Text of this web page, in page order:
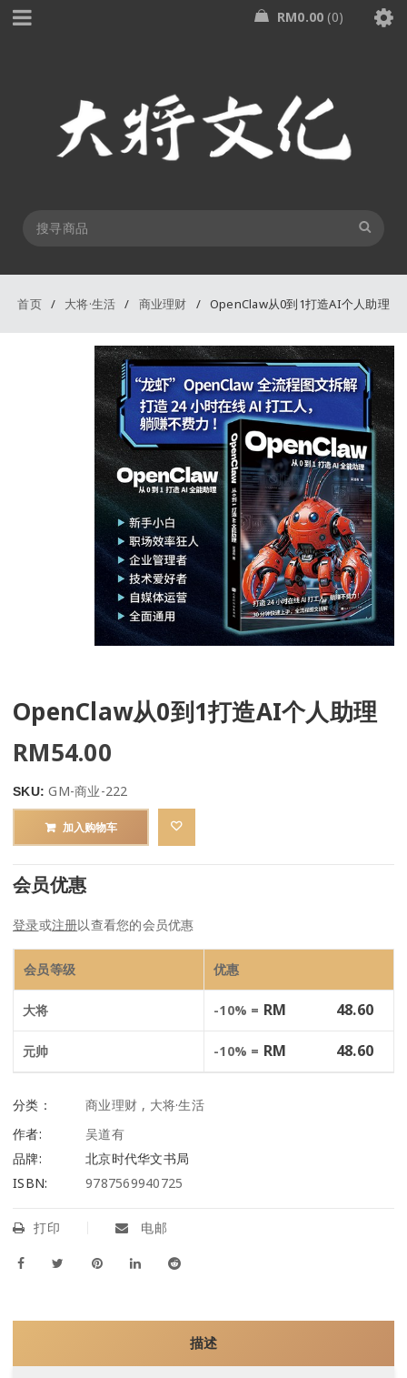
RM0.00 0
首页 / 大将·生活 / 商业理财 / OpenClaw从0到1打造AI个人助理
OpenClaw从0到1打造AI个人助理
RM54.00
SKU:GM-商业-222
加入购物车
会员优惠
登录或注册以查看您的会员优惠
会员等级 优惠
大将 -10% = RM 48.60
元帅 -10% = RM 48.60
分类： 商业理财 , 大将·生活
作者:
吴道有
品牌:
北京时代华文书局
ISBN:
9787569940725
打印 电邮
描述